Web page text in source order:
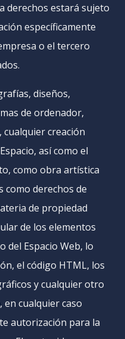
derechos estará sujeto
específicamente
o el tercero
diseños,
de ordenador,
creación
así como el
como obra artística
derechos de
de propiedad
de los elementos
del Espacio Web, lo
el código HTML, los
y cualquier otro
en cualquier caso
autorización para la